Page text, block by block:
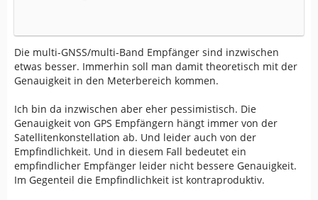
Die multi-GNSS/multi-Band Empfänger sind inzwischen
etwas besser. Immerhin soll man damit theoretisch mit der
Genauigkeit in den Meterbereich kommen.
Ich bin da inzwischen aber eher pessimistisch. Die
Genauigkeit von GPS Empfängern hängt immer von der
Satellitenkonstellation ab. Und leider auch von der
Empfindlichkeit. Und in diesem Fall bedeutet ein
empfindlicher Empfänger leider nicht bessere Genauigkeit.
Im Gegenteil die Empfindlichkeit ist kontraproduktiv.